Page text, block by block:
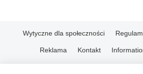
Wytyczne dla społeczności
Reklama Kontakt